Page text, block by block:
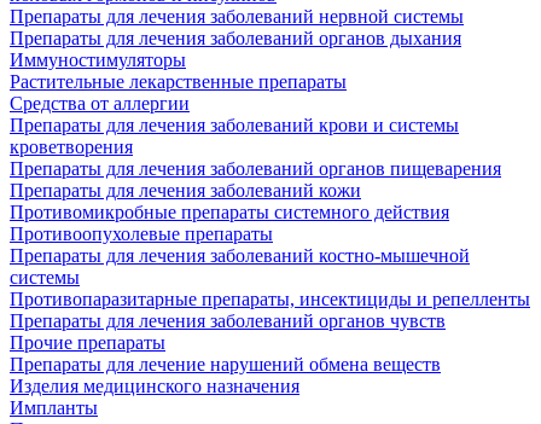
Препараты для лечения заболеваний нервной системы
Препараты для лечения заболеваний органов дыхания
Иммуностимуляторы
Растительные лекарственные препараты
Средства от аллергии
Препараты для лечения заболеваний крови и системы
кроветворения
Препараты для лечения заболеваний органов пищеварения
Препараты для лечения заболеваний кожи
Противомикробные препараты системного действия
Противоопухолевые препараты
Препараты для лечения заболеваний костно-мышечной
системы
Противопаразитарные препараты, инсектициды и репелленты
Препараты для лечения заболеваний органов чувств
Прочие препараты
Препараты для лечение нарушений обмена веществ
Изделия медицинского назначения
Импланты